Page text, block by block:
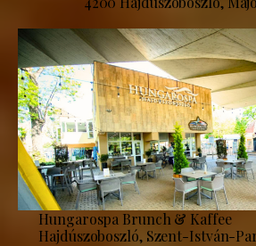
Hungarospa Brunch & Kaffee
Hajdúszoboszló, Szent-István-